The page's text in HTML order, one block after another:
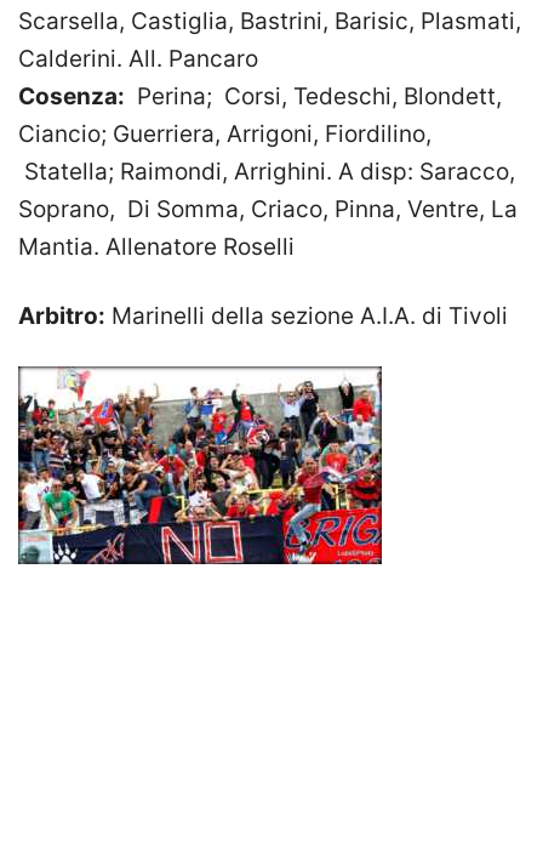
Scarsella, Castiglia, Bastrini, Barisic, Plasmati,
Calderini. All. Pancaro
Cosenza: Perina; Corsi, Tedeschi, Blondett,
Ciancio; Guerriera, Arrigoni, Fiordilino,
Statella; Raimondi, Arrighini. A disp: Saracco,
Soprano, Di Somma, Criaco, Pinna, Ventre, La
Mantia. Allenatore Roselli
Arbitro: Marinelli della sezione A.I.A. di Tivoli